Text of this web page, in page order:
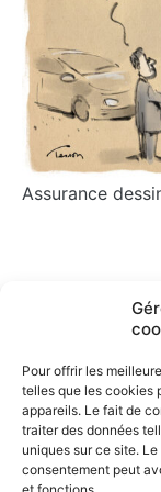
Pour offrir les
telles que les cookies
appareils. Le fait de
traiter des données
uniques sur ce site.
consentement peut
Assurance
Navigation
de
l’article
ARTICLE